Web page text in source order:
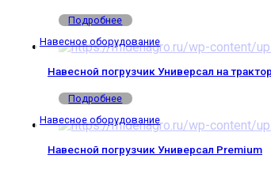
Подробнее
Навесное оборудование
Навесной погрузчик Универсал на
Подробнее
Навесное оборудование
Навесной погрузчик Универсал Premium